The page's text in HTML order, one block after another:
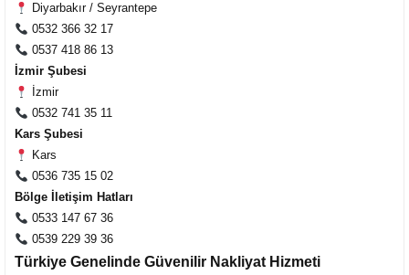
Diyarbakır / Seyrantepe
0532 366 32 17
0537 418 86 13
İzmir Şubesi
İzmir
0532 741 35 11
Kars Şubesi
Kars
0536 735 15 02
Bölge İletişim Hatları
0533 147 67 36
0539 229 39 36
Türkiye Genelinde Güvenilir Nakliyat Hizmeti